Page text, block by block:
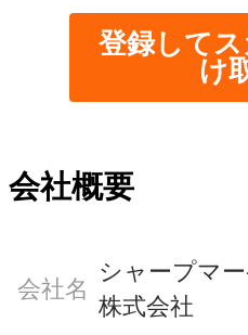
登録して
け
会社概要
会社名
シャープマ
株式会社